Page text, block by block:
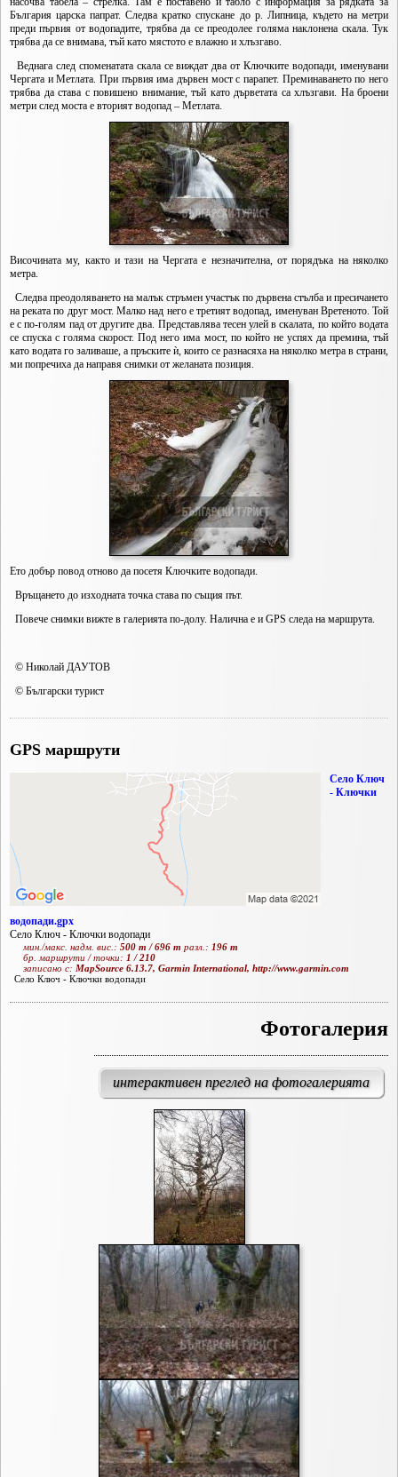
България царска папрат. Следва кратко спускане до р. Липница, където на метри
преди първия от водопадите, трябва да се преодолее голяма наклонена скала. Тук
трябва да се внимава, тъй като мястото е влажно и хлъзгаво.
Веднага след споменатата скала се виждат два от Ключките водопади, именувани
Чергата и Метлата. При първия има дървен мост с парапет. Преминаването по него
трябва да става с повишено внимание, тъй като дърветата са хлъзгави. На броени
метри след моста е вторият водопад – Метлата.
Височината му, както и тази на Чергата е незначителна, от порядъка на няколко
метра.
Следва преодоляването на малък стръмен участък по дървена стълба и пресичането
на реката по друг мост. Малко над него е третият водопад, именуван Вретеното. Той
е с по-голям пад от другите два. Представлява тесен улей в скалата, по който водата
се спуска с голяма скорост. Под него има мост, по който не успях да премина, тъй
като водата го заливаше, а пръските ѝ, които се разнасяха на няколко метра в страни,
ми попречиха да направя снимки от желаната позиция.
Ето добър повод отново да посетя Ключките водопади.
Връщането до изходната точка става по същия път.
Повече снимки вижте в галерията по-долу. Налична е и GPS следа на маршрута.
© Николай ДАУТОВ
© Български турист
GPS маршрути
Село Ключ
- Ключки
водопади.gpx
Село Ключ - Ключки водопади
мин./макс. надм. вис.: 500 m / 696 m разл.: 196 m
бр. маршрути / точки: 1 / 210
записано с: MapSource 6.13.7, Garmin International, http://www.garmin.com
Село Ключ - Ключки водопади
Фотогалерия
интерактивен преглед на фотогалерията